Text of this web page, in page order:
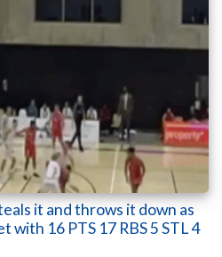
it and throws it down as
with 16 PTS 17 RBS 5 STL 4